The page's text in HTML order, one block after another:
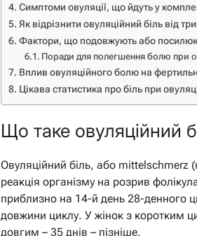
Симптоми овуляції, що йдуть у
Як відрізнити овуляційний біль від
Фактори, що подовжують або
Поради для полегшення болю при
Вплив овуляційного болю на
Цікава статистика про біль при
Що таке овуляційний
Овуляційний біль, або mittelschmerz
реакція організму на розрив
приблизно на 14-й день 28-денного
довжини циклу. У жінок з коротким
довгим – 35 днів – пізніше.